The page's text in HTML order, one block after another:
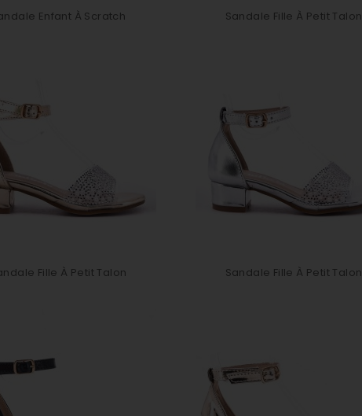
Enfant À Scratch Sandale Fille À Petit Talon
Fille À Petit Talon Sandale Fille À Petit Talon